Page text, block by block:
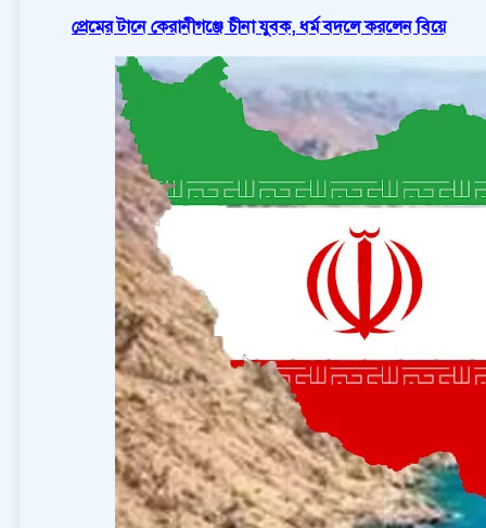
প্রেমের টানে কেরানীগঞ্জে চীনা যুবক, ধর্ম বদলে করলেন বিয়ে